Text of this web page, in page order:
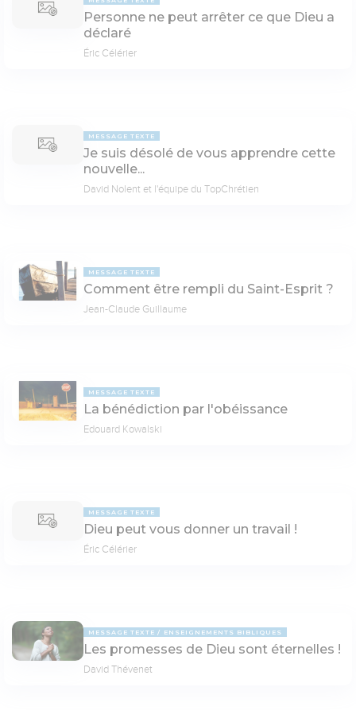
Personne ne peut arrêter ce que Dieu a
déclaré
Éric Célérier
MESSAGE TEXTE
Je suis désolé de vous apprendre cette
nouvelle...
David Nolent et l'équipe du TopChrétien
MESSAGE TEXTE
Comment être rempli du Saint-Esprit ?
Jean-Claude Guillaume
MESSAGE TEXTE
La bénédiction par l'obéissance
Edouard Kowalski
MESSAGE TEXTE
Dieu peut vous donner un travail !
Éric Célérier
MESSAGE TEXTE ENSEIGNEMENTS BIBLIQUES
Les promesses de Dieu sont éternelles !
David Thévenet